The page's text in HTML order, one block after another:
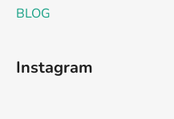
BLOG
Instagram